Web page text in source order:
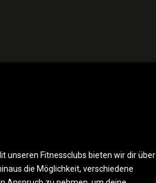
unseren Fitnessclubs bieten wir dir über
die Möglichkeit, verschiedene